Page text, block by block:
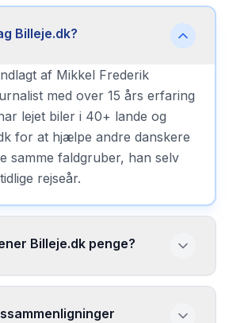
Billeje.dk?
af Mikkel Frederik
med over 15 års erfaring
lejet biler i 40+ lande og
for at hjælpe andre danskere
samme faldgruber, han selv
rejseår.
Billeje.dk penge?